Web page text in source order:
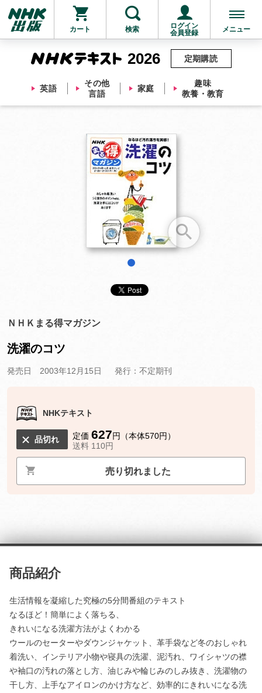
カート 検索
ログイン
会員登録
メニュー
2026
英語
その他
言語
家庭
趣味
教養・教育
定期購読
他にも商品を買う
ＮＨＫまる得マガジン
洗濯のコツ
発売日 2003年12月15日 発行：不定期刊
NHKテキスト
品切れ 定価 627円（本体570円）
送料 110円
売り切れました
商品紹介
生活情報を凝縮した究極の5分間番組のテキスト
なるほど！簡単によく落ちる、
きれいになる洗濯方法がよくわかる
ウールのセーターやダウンジャケット、革手袋など冬のおしゃれ
着洗い、インテリア小物や寝具の洗濯、泥汚れ、ワイシャツの襟
や袖口の汚れの落とし方、油じみや輪じみのしみ抜き、洗濯物の
干し方、上手なアイロンのかけ方など、効率的にきれいになる洗